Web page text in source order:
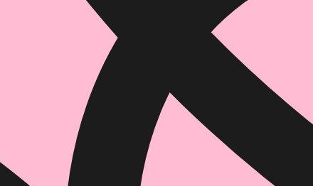
איזה פורמט בא לך?
₪